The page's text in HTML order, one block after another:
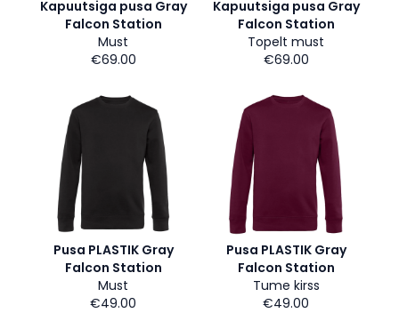
Kapuutsiga pusa Gray
Falcon Station
Must
€69.00
Kapuutsiga pusa Gray
Falcon Station
Topelt must
€69.00
Pusa PLASTIK Gray
Falcon Station
Must
€49.00
Pusa PLASTIK Gray
Falcon Station
Tume kirss
€49.00